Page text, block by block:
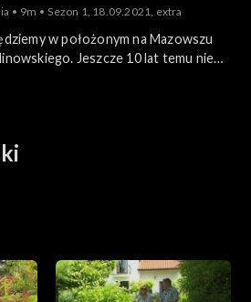
9m Sezon 1, 18.09.2021, extra
w położonym na Mazowszu
Jeszcze 10 lat temu nie
ogrodów w kraju. Rosły tu
ma typowo japoński ogród z
latarniami i specjalnie
krzewami.